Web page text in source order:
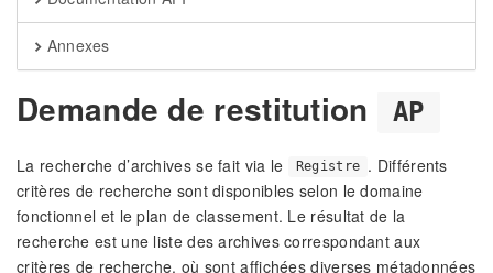
Annexes
Demande de restitution AP
La recherche d’archives se fait via le Registre . Différents
critères de recherche sont disponibles selon le domaine
fonctionnel et le plan de classement. Le résultat de la
recherche est une liste des archives correspondant aux
critères de recherche, où sont affichées diverses métadonnées